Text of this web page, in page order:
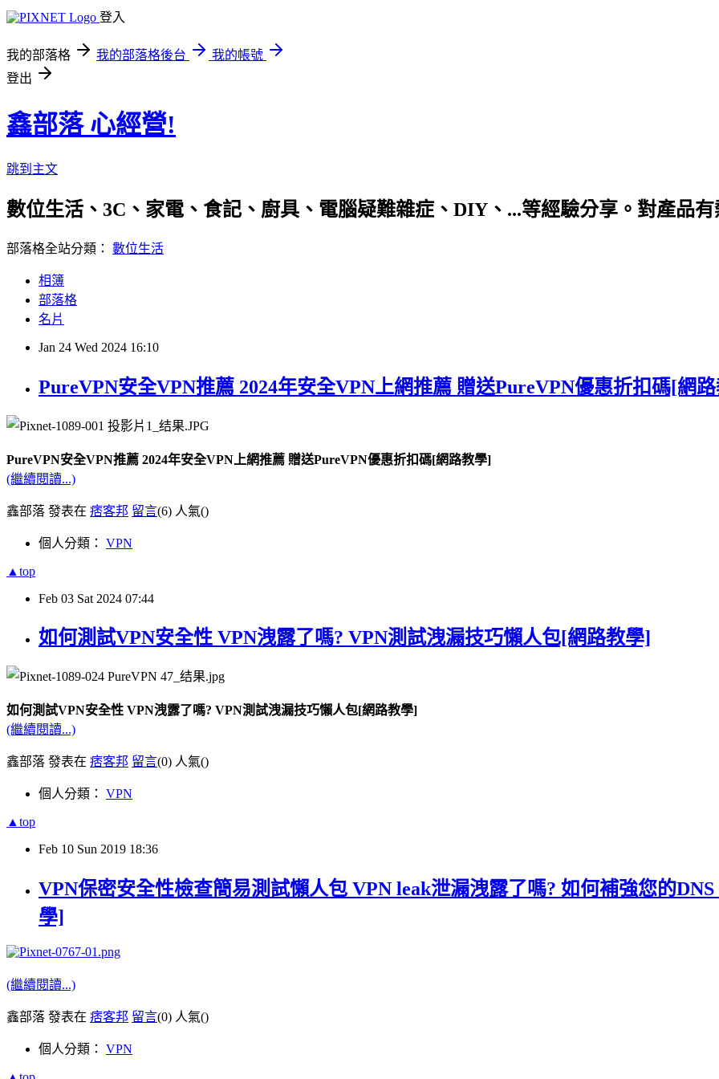
登入
我的部落格 我的部落格後台
我的帳號
登出
鑫部落 心經營!
跳到主文
數位生活、3C、家電、食記、廚具、電腦疑難雜症、DIY、...等經驗分享。對產品有
部落格全站分類： 數位生活
相簿
部落格
名片
Jan 24 Wed 2024 16:10
PureVPN安全VPN推薦 2024年安全VPN上網推薦 贈送PureVPN優惠折扣碼[網
PureVPN安全VPN推薦 2024年安全VPN上網推薦 贈送PureVPN優惠折扣碼[網路教學]
(繼續閱讀...)
鑫部落 發表在 痞客邦 留言(6) 人氣()
個人分類： VPN
▲top
Feb 03 Sat 2024 07:44
如何測試VPN安全性 VPN洩露了嗎? VPN測試洩漏技巧懶人包[網路教學]
如何測試VPN安全性 VPN洩露了嗎? VPN測試洩漏技巧懶人包[網路教學]
(繼續閱讀...)
鑫部落 發表在 痞客邦 留言(0) 人氣()
個人分類： VPN
▲top
Feb 10 Sun 2019 18:36
VPN保密安全性檢查簡易測試懶人包 VPN leak泄漏洩露了嗎? 如何補強您的
學]
(繼續閱讀...)
鑫部落 發表在 痞客邦 留言(0) 人氣()
個人分類： VPN